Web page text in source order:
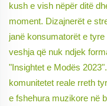
kush e vish nëpër ditë
moment. Dizajnerët e
janë konsumatorët e
veshja që nuk ndjek
"Insightet e Modës
komunitetet reale rreth
e fshehura muzikore në